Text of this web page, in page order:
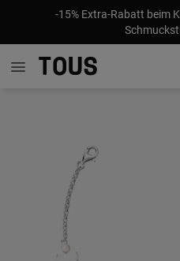
-15% Extra-Rabatt beim